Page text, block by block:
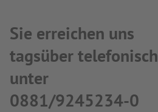
Sie erreichen uns
tagsüber telefonisch
unter
0881/9245234-0